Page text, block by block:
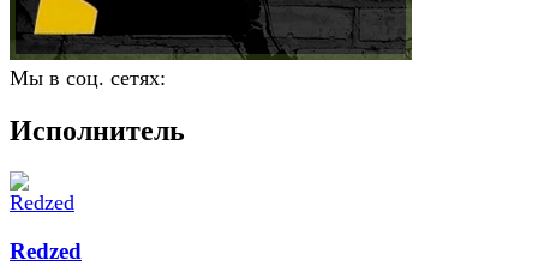
Мы в соц. сетях:
Исполнитель
Redzed